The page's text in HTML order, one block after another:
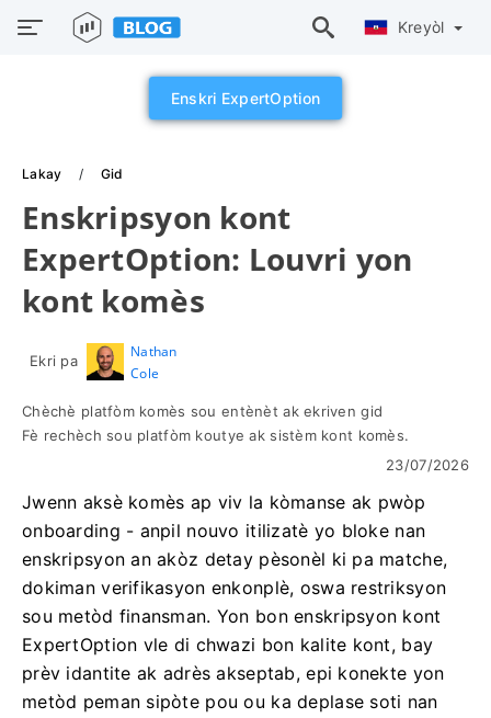
Kreyòl
Enskri ExpertOption
Lakay Gid
Enskripsyon kont
ExpertOption: Louvri yon
kont komès
Ekri pa
Nathan
Cole
Chèchè platfòm komès sou entènèt ak ekriven gid
Fè rechèch sou platfòm koutye ak sistèm kont komès.
23/07/2026
Jwenn aksè komès ap viv la kòmanse ak pwòp
onboarding - anpil nouvo itilizatè yo bloke nan
enskripsyon an akòz detay pèsonèl ki pa matche,
dokiman verifikasyon enkonplè, oswa restriksyon
sou metòd finansman. Yon bon enskripsyon kont
ExpertOption vle di chwazi bon kalite kont, bay
prèv idantite ak adrès akseptab, epi konekte yon
metòd peman sipòte pou ou ka deplase soti nan